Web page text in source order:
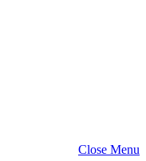
Close Menu